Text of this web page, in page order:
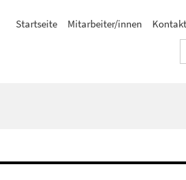
Startseite Mitarbeiter/innen Kontakt